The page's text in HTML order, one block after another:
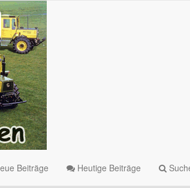
Beiträge Heutige Beiträge